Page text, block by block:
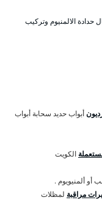
الالمنيوم وتركيب
أبواب حديد سحابة أبواب
الكويت
أو ألمنيويوم .
مراقبة لمظلات